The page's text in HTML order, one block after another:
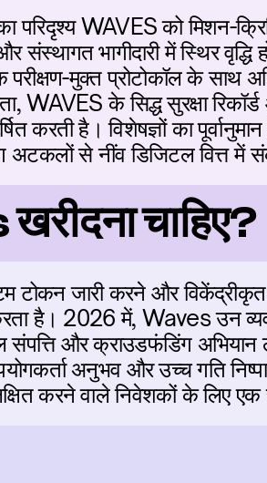
परिदृश्य WAVES को मिशन-
भागीदारी में स्थिर वृद्धि
परीक्षण-मुक्त प्रोटोकॉल के
WAVES के सिद्ध सुरक्षा
है। विशेषज्ञों का पूर्वानुमान
अटकलों से नींव डिजिटल वित्त में
चाहिए?
टोकन जारी करने और
है। 2026 में, Waves उन
और क्राउडफंडिंग
अनुभव और उच्च गति
करने वाले निवेशकों के लिए एक